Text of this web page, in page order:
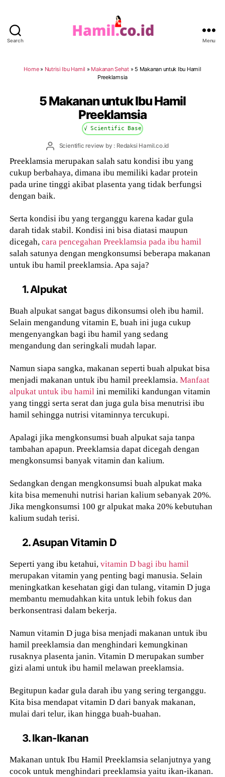
Search Menu
Home» Nutrisi Ibu Hamil » Makanan Sehat» 5 Makanan untuk Ibu Hamil
Preeklamsia
5 Makanan untuk Ibu Hamil
Preeklamsia
√ Scientific Base
PostScientific review by : Redaksi Hamil.co.id
Preeklamsia merupakan salah satu kondisi ibu yang
cukup berbahaya, dimana ibu memiliki kadar protein
pada urine tinggi akibat plasenta yang tidak berfungsi
dengan baik.
Serta kondisi ibu yang terganggu karena kadar gula
darah tidak stabil. Kondisi ini bisa diatasi maupun
dicegah,cara pencegahan Preeklamsia pada ibu hamil
salah satunya dengan mengkonsumsi beberapa makanan
untuk ibu hamil preeklamsia. Apa saja?
1. Alpukat
Buah alpukat sangat bagus dikonsumsi oleh ibu hamil.
Selain mengandung vitamin E, buah ini juga cukup
mengenyangkan bagi ibu hamil yang sedang
mengandung dan seringkali mudah lapar.
Namun siapa sangka, makanan seperti buah alpukat bisa
menjadi makanan untuk ibu hamil preeklamsia.Manfaat
alpukat untuk ibu hamil ini memiliki kandungan vitamin
yang tinggi serta serat dan juga gula bisa menutrisi ibu
hamil sehingga nutrisi vitaminnya tercukupi.
Apalagi jika mengkonsumsi buah alpukat saja tanpa
tambahan apapun. Preeklamsia dapat dicegah dengan
mengkonsumsi banyak vitamin dan kalium.
Sedangkan dengan mengkonsumsi buah alpukat maka
kita bisa memenuhi nutrisi harian kalium sebanyak 20%.
Jika mengkonsumsi 100 gr alpukat maka 20% kebutuhan
kalium sudah terisi.
2. Asupan Vitamin D
Seperti yang ibu ketahui,vitamin D bagi ibu hamil
merupakan vitamin yang penting bagi manusia. Selain
meningkatkan kesehatan gigi dan tulang, vitamin D juga
membantu memudahkan kita untuk lebih fokus dan
berkonsentrasi dalam bekerja.
Namun vitamin D juga bisa menjadi makanan untuk ibu
hamil preeklamsia dan menghindari kemungkinan
rusaknya plasenta janin. Vitamin D merupakan sumber
gizi alami untuk ibu hamil melawan preeklamsia.
Begitupun kadar gula darah ibu yang sering terganggu.
Kita bisa mendapat vitamin D dari banyak makanan,
mulai dari telur, ikan hingga buah-buahan.
3. Ikan-Ikanan
Makanan untuk Ibu Hamil Preeklamsia selanjutnya yang
cocok untuk menghindari preeklamsia yaitu ikan-ikanan.